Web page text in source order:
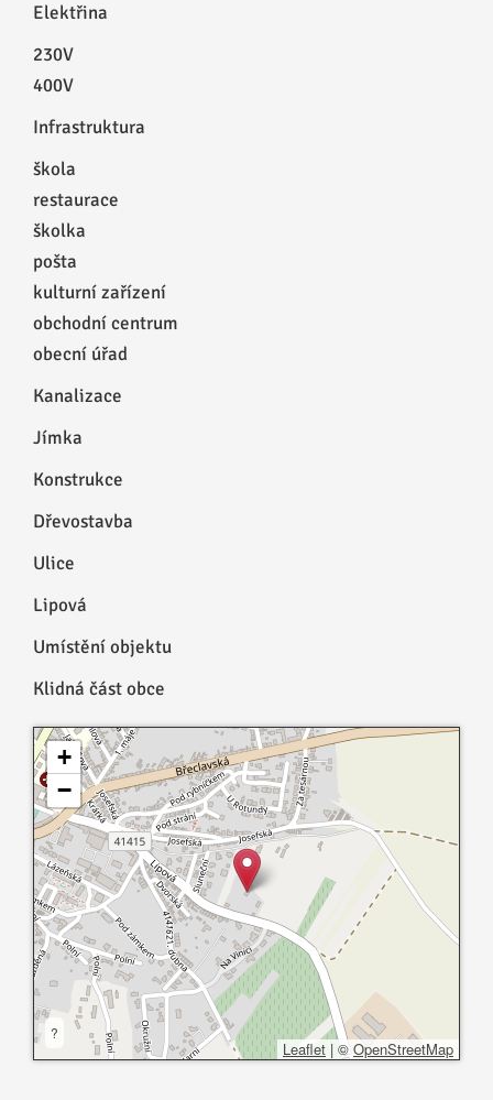
Elektřina
230V
400V
Infrastruktura
škola
restaurace
školka
pošta
kulturní zařízení
obchodní centrum
obecní úřad
Kanalizace
Jímka
Konstrukce
Dřevostavba
Ulice
Lipová
Umístění objektu
Klidná část obce
+
−
?
Leaflet | © OpenStreetMap